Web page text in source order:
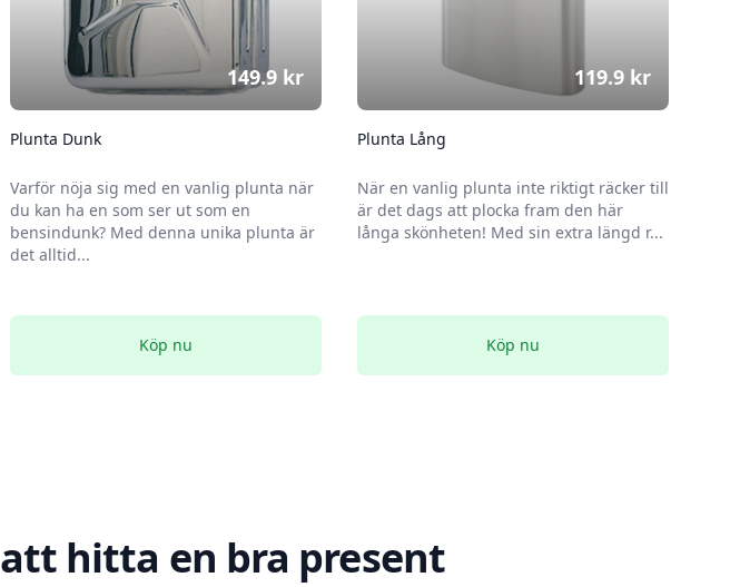
Plunta Dunk
Varför nöja sig med en vanlig plunta när
du kan ha en som ser ut som en
bensindunk? Med denna unika plunta är
det alltid...
149.9 kr
Köp nu
Plunta Lång
När en vanlig plunta inte riktigt räcker till
är det dags att plocka fram den här
långa skönheten! Med sin extra längd r...
119.9 kr
Köp nu
hitta en bra present